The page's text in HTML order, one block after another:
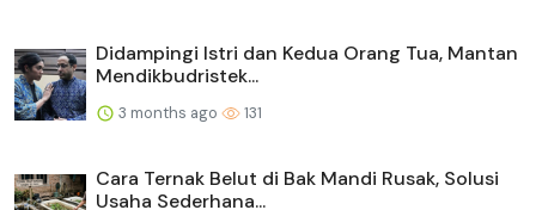
Didampingi Istri dan Kedua Orang Tua, Mantan
Mendikbudristek...
3 months ago 131
Cara Ternak Belut di Bak Mandi Rusak, Solusi
Usaha Sederhana...